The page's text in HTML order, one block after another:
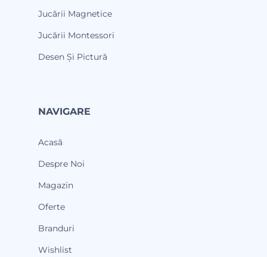
Jucării Magnetice
Jucării Montessori
Desen Și Pictură
NAVIGARE
Acasă
Despre Noi
Magazin
Oferte
Branduri
Wishlist